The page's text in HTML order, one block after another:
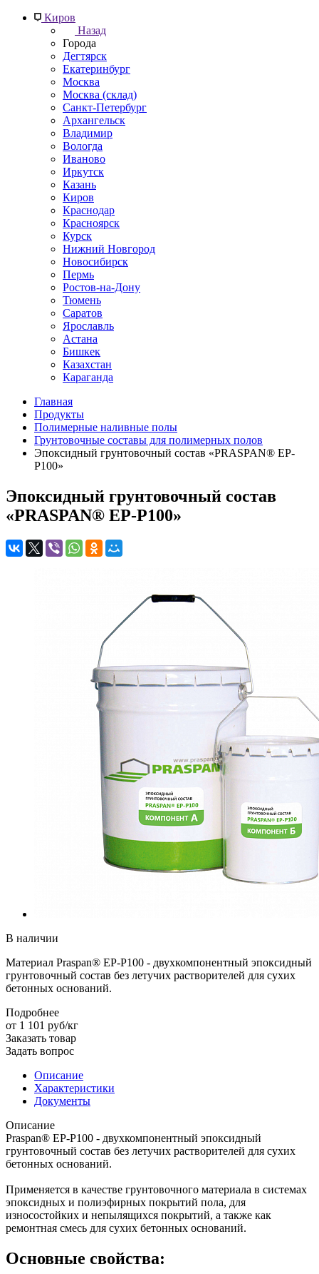
Киров
Назад
Города
Дегтярск
Екатеринбург
Москва
Москва (склад)
Санкт-Петербург
Архангельск
Владимир
Вологда
Иваново
Иркутск
Казань
Киров
Краснодар
Красноярск
Курск
Нижний Новгород
Новосибирск
Пермь
Ростов-на-Дону
Тюмень
Саратов
Ярославль
Астана
Бишкек
Казахстан
Караганда
Главная
Продукты
Полимерные наливные полы
Грунтовочные составы для полимерных полов
Эпоксидный грунтовочный состав «PRASPAN® EP-
P100»
Эпоксидный грунтовочный состав
«PRASPAN® EP-P100»
В наличии
Материал Praspan® EP-P100 - двухкомпонентный эпоксидный
грунтовочный состав без летучих растворителей для сухих
бетонных оснований.
Подробнее
от 1 101 руб/кг
Заказать товар
Задать вопрос
Описание
Характеристики
Документы
Описание
Praspan® EP-P100 - двухкомпонентный эпоксидный
грунтовочный состав без летучих растворителей для сухих
бетонных оснований.
Применяется в качестве грунтовочного материала в системах
эпоксидных и полиэфирных покрытий пола, для
износостойких и непылящихся покрытий, а также как
ремонтная смесь для сухих бетонных оснований.
Основные свойства: